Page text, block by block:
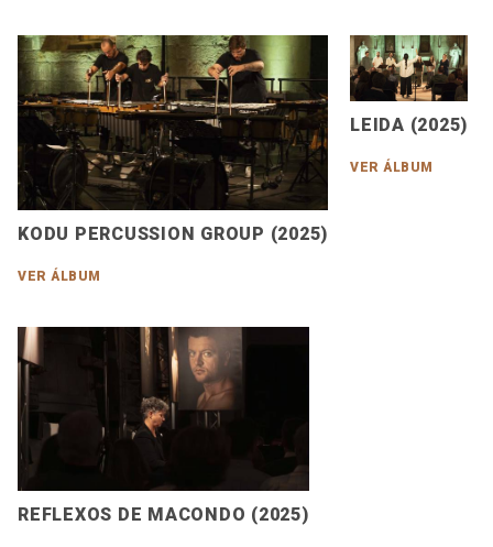
KODU PERCUSSION GROUP (2025)
VER ÁLBUM
LEIDA (2025)
VER ÁLBUM
REFLEXOS DE MACONDO (2025)